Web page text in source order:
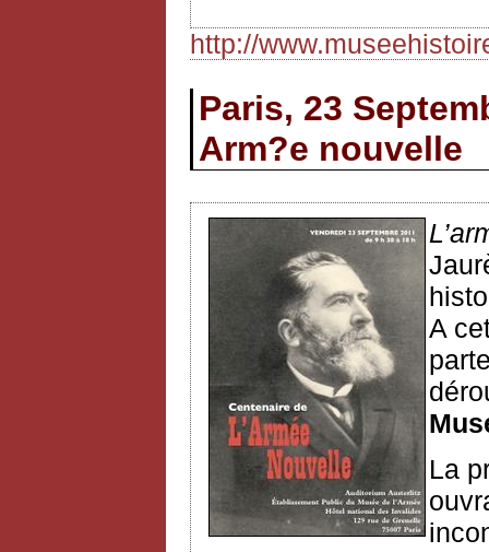
http://
Paris, 23
Arm?e nouvelle
A
La